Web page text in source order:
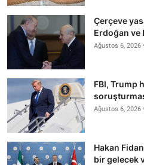
Çerçeve
Erdoğan ve
Ağustos 6, 2026
FBI, Trump
Ağustos 6, 2026
Hakan
bir gelecek